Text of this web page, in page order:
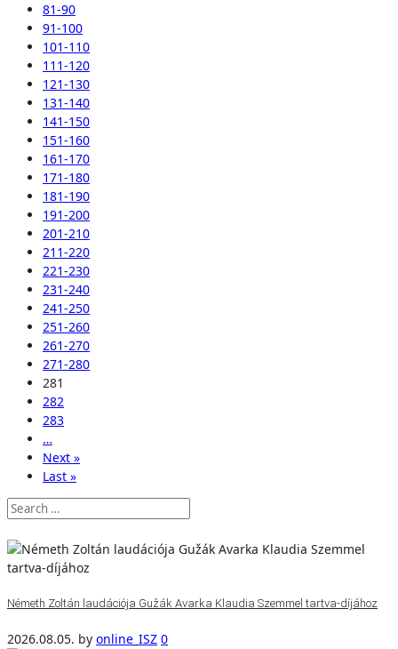
81-90
91-100
101-110
111-120
121-130
131-140
141-150
151-160
161-170
171-180
181-190
191-200
201-210
211-220
221-230
231-240
241-250
251-260
261-270
271-280
281
282
283
…
Next »
Last »
Németh Zoltán laudációja Gužák Avarka Klaudia Szemmel tartva-díjához
2026.08.05. by online_ISZ 0